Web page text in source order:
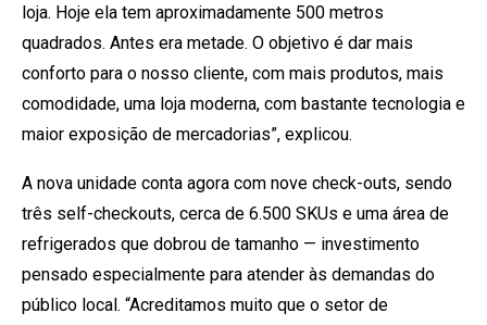
loja. Hoje ela tem aproximadamente 500 metros
quadrados. Antes era metade. O objetivo é dar mais
conforto para o nosso cliente, com mais produtos, mais
comodidade, uma loja moderna, com bastante tecnologia e
maior exposição de mercadorias”, explicou.
A nova unidade conta agora com nove check-outs, sendo
três self-checkouts, cerca de 6.500 SKUs e uma área de
refrigerados que dobrou de tamanho — investimento
pensado especialmente para atender às demandas do
público local. “Acreditamos muito que o setor de